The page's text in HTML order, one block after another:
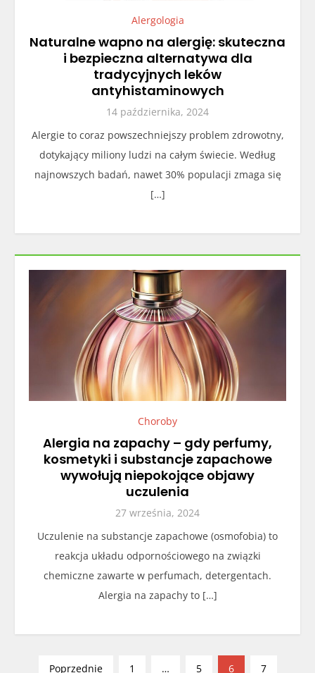
Alergologia
Naturalne wapno na alergię: skuteczna
i bezpieczna alternatywa dla
tradycyjnych leków
antyhistaminowych
14 października, 2024
Alergie to coraz powszechniejszy problem zdrowotny,
dotykający miliony ludzi na całym świecie. Według
najnowszych badań, nawet 30% populacji zmaga się
[…]
Choroby
Alergia na zapachy – gdy perfumy,
kosmetyki i substancje zapachowe
wywołują niepokojące objawy
uczulenia
27 września, 2024
Uczulenie na substancje zapachowe (osmofobia) to
reakcja układu odpornościowego na związki
chemiczne zawarte w perfumach, detergentach.
Alergia na zapachy to […]
Poprzednie 1 … 5 6
7